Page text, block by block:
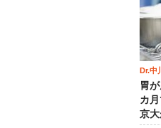
Dr.中
胃
カ
京